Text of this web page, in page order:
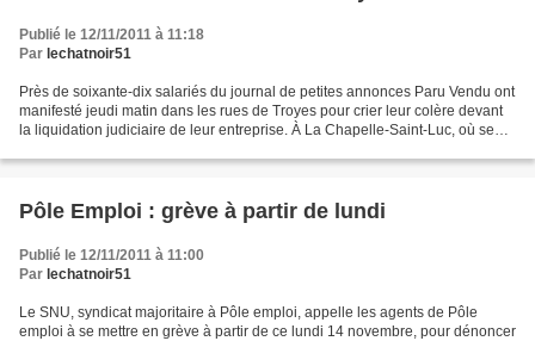
Publié le 12/11/2011 à 11:18
Par lechatnoir51
Près de soixante-dix salariés du journal de petites annonces Paru Vendu ont
manifesté jeudi matin dans les rues de Troyes pour crier leur colère devant
la liquidation judiciaire de leur entreprise. À La Chapelle-Saint-Luc, où se
Pôle Emploi : grève à partir de lundi
Publié le 12/11/2011 à 11:00
Par lechatnoir51
Le SNU, syndicat majoritaire à Pôle emploi, appelle les agents de Pôle
emploi à se mettre en grève à partir de ce lundi 14 novembre, pour dénoncer